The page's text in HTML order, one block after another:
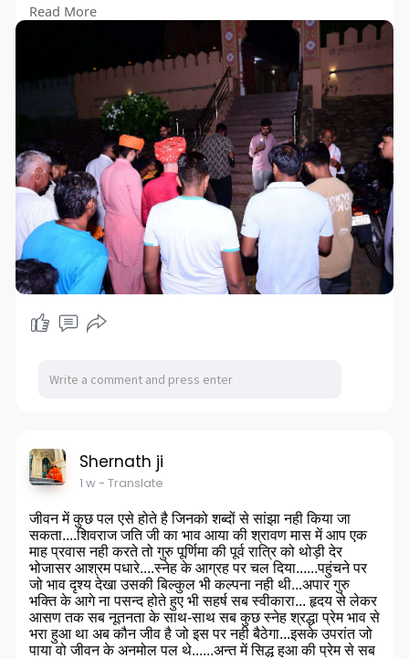
आखिर कौन प्रसन्नता व्यक्त नही करेगा......पुलकित पल सौभाग्य से
मिलता है....नूतन साधु का जीवन अडिग होकर सनातन गोमाता राष्ट्र
को समर्पित हो एसी शुभ मंगल कामना के साथ...भक्तजनों की श्रद्धामय
उपस्थिति में भजन भाव की डुबकी में डूबना भी साधना का सा अहसास
था........ॐ नमो नारायण
ये सब गुरु शिष्य प्रेम प्रसाद सांझा करना
प्रदर्शन नही संस्कार स्थापित उद्देश्य समझना
आज का युवा पब प्यार में नही सनातन में शान्ति खोजे
अभिभावक भी संतानों को मानव बनाने संतो के पास भेजे
Read More
Shernath ji
1 w- Translate
जीवन में कुछ पल एसे होते है जिनको शब्दों से सांझा नही किया जा
सकता....शिवराज जति जी का भाव आया की श्रावण मास में आप एक
माह प्रवास नही करते तो गुरु पूर्णिमा की पूर्व रात्रि को थोड़ी देर
भोजासर आश्रम पधारे....स्नेह के आग्रह पर चल दिया......पहुंचने पर
जो भाव दृश्य देखा उसकी बिल्कुल भी कल्पना नही थी...अपार गुरु
भक्ति के आगे ना पसन्द होते हुए भी सहर्ष सब स्वीकारा... हृदय से लेकर
आसण तक सब नूतनता के साथ-साथ सब कुछ स्नेह श्रद्धा प्रेम भाव से
भरा हुआ था अब कौन जीव है जो इस पर नही बैठेगा...इसके उपरांत जो
पाया वो जीवन के अनमोल पल थे......अन्त में सिद्ध हुआ की प्रेम से सब